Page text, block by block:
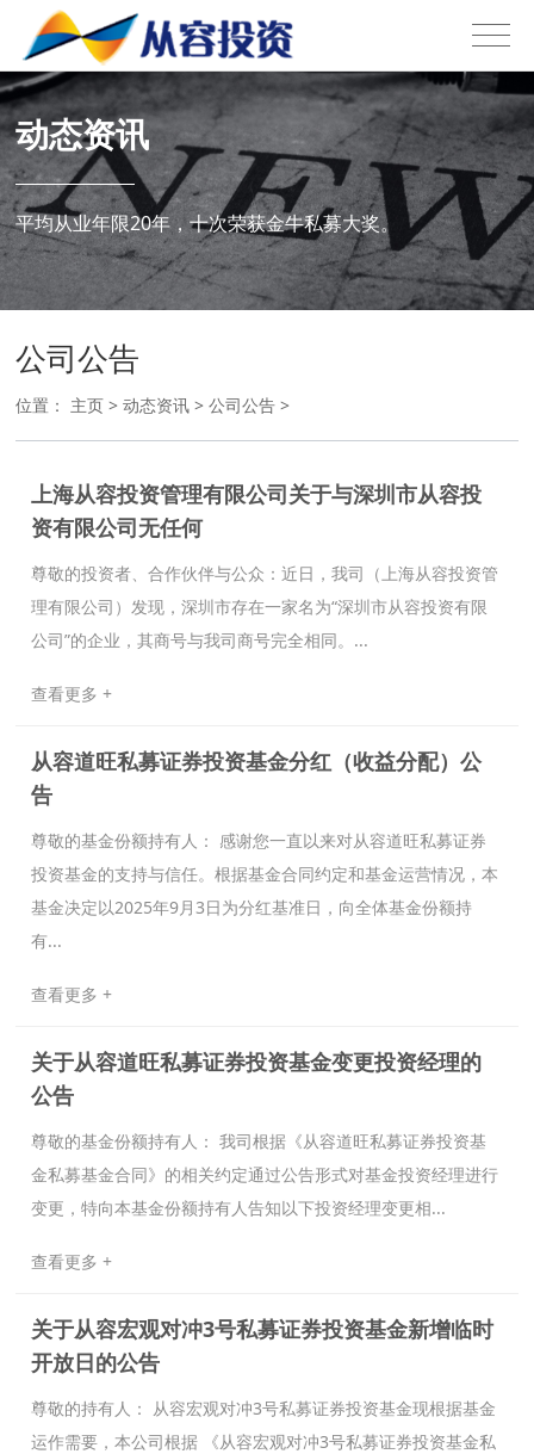
动态资讯
平均从业年限20年，十次荣获金牛私募大奖。
公司公告
位置： 主页 >动态资讯 >公司公告 >
​​上海从容投资管理有限公司​​​​关于与深圳市从容投
资有限公司无任何
​​尊敬的投资者、合作伙伴与公众：​​ 近日，我司（上海从容投资管
理有限公司）发现，深圳市存在一家名为“深圳市从容投资有限
公司”的企业，其商号与我司商号完全相同。...
查看更多 +
从容道旺私募证券投资基金分红（收益分配）公
告
尊敬的基金份额持有人： 感谢您一直以来对从容道旺私募证券
投资基金的支持与信任。根据基金合同约定和基金运营情况，本
基金决定以2025年9月3日为分红基准日，向全体基金份额持
有...
查看更多 +
关于从容道旺私募证券投资基金变更投资经理的
公告
尊敬的基金份额持有人： 我司根据《从容道旺私募证券投资基
金私募基金合同》的相关约定通过公告形式对基金投资经理进行
变更，特向本基金份额持有人告知以下投资经理变更相...
查看更多 +
关于从容宏观对冲3号私募证券投资基金新增临时
开放日的公告
尊敬的持有人： 从容宏观对冲3号私募证券投资基金现根据基金
运作需要，本公司根据 《从容宏观对冲3号私募证券投资基金私